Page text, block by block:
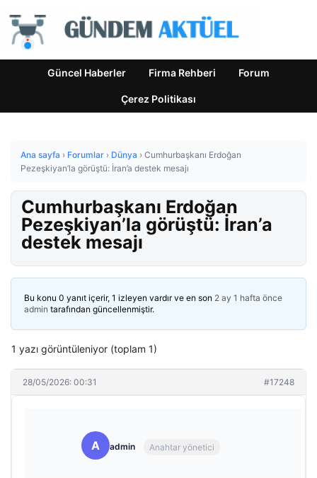
Güncel Haberler Firma Rehberi Forum
Çerez Politikası
Ana sayfa › Forumlar › Dünya › Cumhurbaşkanı Erdoğan
Pezeşkiyan’la görüştü: İran’a destek mesajı
Cumhurbaşkanı Erdoğan
Pezeşkiyan’la görüştü: İran’a
destek mesajı
Bu konu 0 yanıt içerir, 1 izleyen vardır ve en son 2 ay 1 hafta önce
admin tarafından güncellenmiştir.
1 yazı görüntüleniyor (toplam 1)
28/05/2026: 00:31 #17248
A admin Anahtar yönetici